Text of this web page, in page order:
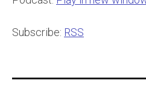
Subscribe: RSS